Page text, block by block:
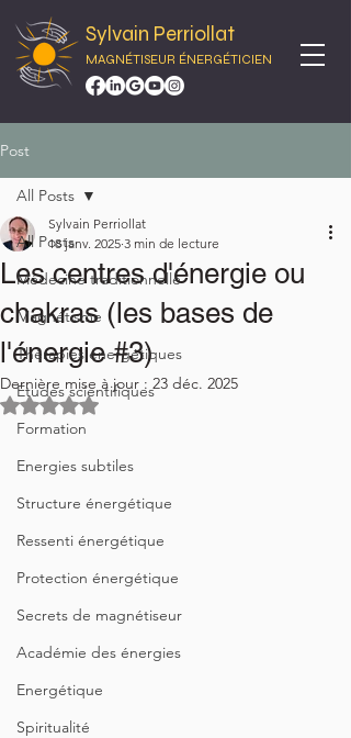
Sylvain Perriollat
MAGNÉTISEUR ÉNERGÉTICIEN
Post
All Posts
Médecine traditionnelle
Magnétisme
Thérapies énergétiques
Etudes scientifiques
Formation
Energies subtiles
Structure énergétique
Ressenti énergétique
Protection énergétique
Secrets de magnétiseur
Académie des énergies
Energétique
Spiritualité
All Posts
Les centres d'énergie ou
chakras (les bases de
l'énergie #3)
Sylvain Perriollat
18 janv. 2025 3 min de lecture
Dernière mise à jour : 23 déc. 2025
Noté NaN étoiles sur 5.